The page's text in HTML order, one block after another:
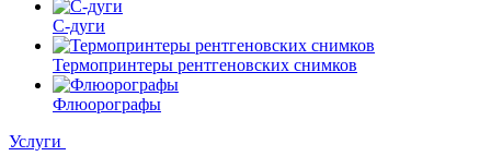
С-дуги
Термопринтеры рентгеновских снимков
Флюорографы
Услуги